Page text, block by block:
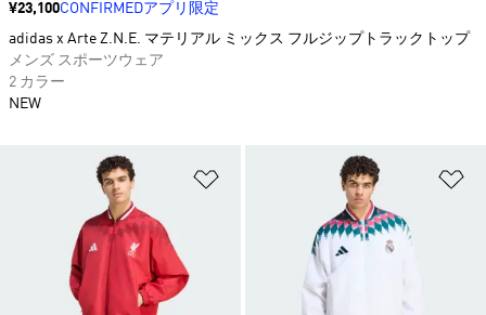
ほしいものリストに追加
価格
¥23,100CONFIRMEDアプリ限定
adidas x Arte Z.N.E. マテリアル ミックス フルジップトラックトップ
メンズ スポーツウェア
2 カラー
NEW